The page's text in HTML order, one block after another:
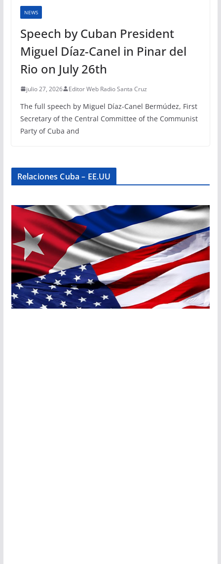
NEWS
Speech by Cuban President
Miguel Díaz-Canel in Pinar del
Rio on July 26th
julio 27, 2026 Editor Web Radio Santa Cruz
The full speech by Miguel Díaz-Canel Bermúdez, First
Secretary of the Central Committee of the Communist
Party of Cuba and
Relaciones Cuba – EE.UU